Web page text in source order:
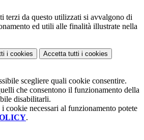
terzi da questo utilizzati si avvalgono di
ed utili alle finalità illustrate nella
i cookies Accetta tutti i cookies
scegliere quali cookie consentire.
che consentono il funzionamento della
disabilitarli.
cookie necessari al funzionamento potete
.